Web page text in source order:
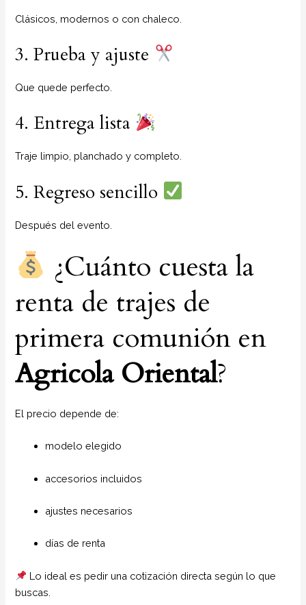
Clásicos, modernos o con chaleco.
3. Prueba y ajuste
Que quede perfecto.
4. Entrega lista
Traje limpio, planchado y completo.
5. Regreso sencillo
Después del evento.
¿Cuánto cuesta la
renta de trajes de
primera comunión en
Agricola Oriental?
El precio depende de:
modelo elegido
accesorios incluidos
ajustes necesarios
días de renta
Lo ideal es pedir una cotización directa según lo que
buscas.